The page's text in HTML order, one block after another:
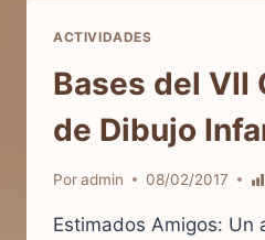
ACTIVIDADES
Bases del VII
de Dibujo
Poradmin 08/02/2017
Estimados Amigos: Un